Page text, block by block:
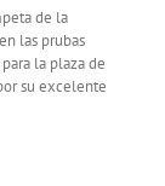
de la
las prubas
para la plaza de
su excelente